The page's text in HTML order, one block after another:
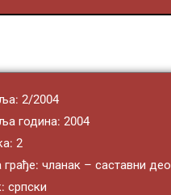
2/2004
година: 2004
2
грађе: чланак – саставни део
српски